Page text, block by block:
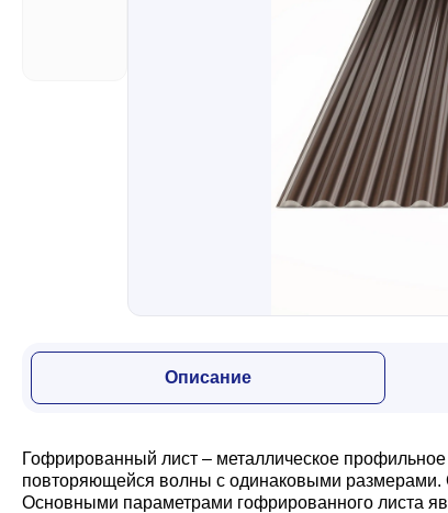
Водосточная система
Описание
Гофрированный лист – металлическое
повторяющейся волны с одинаковыми размерами.
Основными параметрами гофрированного листа